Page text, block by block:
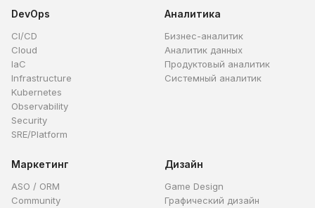
DevOps
CI/CD
Cloud
IaC
Infrastructure
Kubernetes
Observability
Security
SRE/Platform
Аналитика
Бизнес-аналитик
Аналитик данных
Продуктовый аналитик
Системный аналитик
Маркетинг
ASO / ORM
Community
Дизайн
Game Design
Графический дизайн